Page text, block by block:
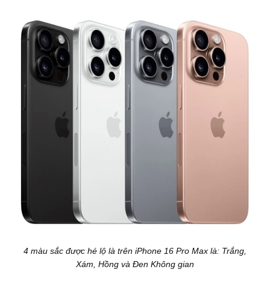
4 màu sắc được hé lộ là trên iPhone 16 Pro Max là: Trắng,
Xám, Hồng và Đen Không gian